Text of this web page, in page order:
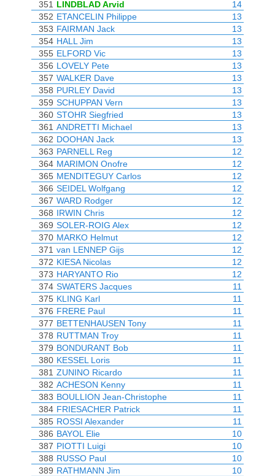
351 LINDBLAD Arvid
14
352 ETANCELIN Philippe
13
353 FAIRMAN Jack
13
354 HALL Jim
13
355 ELFORD Vic
13
356 LOVELY Pete
13
357 WALKER Dave
13
358 PURLEY David
13
359 SCHUPPAN Vern
13
360 STOHR Siegfried
13
361 ANDRETTI Michael
13
362 DOOHAN Jack
13
363 PARNELL Reg
12
364 MARIMON Onofre
12
365 MENDITEGUY Carlos
12
366 SEIDEL Wolfgang
12
367 WARD Rodger
12
368 IRWIN Chris
12
369 SOLER-ROIG Alex
12
370 MARKO Helmut
12
371 van LENNEP Gijs
12
372 KIESA Nicolas
12
373 HARYANTO Rio
12
374 SWATERS Jacques
11
375 KLING Karl
11
376 FRERE Paul
11
377 BETTENHAUSEN Tony
11
378 RUTTMAN Troy
11
379 BONDURANT Bob
11
380 KESSEL Loris
11
381 ZUNINO Ricardo
11
382 ACHESON Kenny
11
383 BOULLION Jean-Christophe
11
384 FRIESACHER Patrick
11
385 ROSSI Alexander
11
386 BAYOL Elie
10
387 PIOTTI Luigi
10
388 RUSSO Paul
10
389 RATHMANN Jim
10